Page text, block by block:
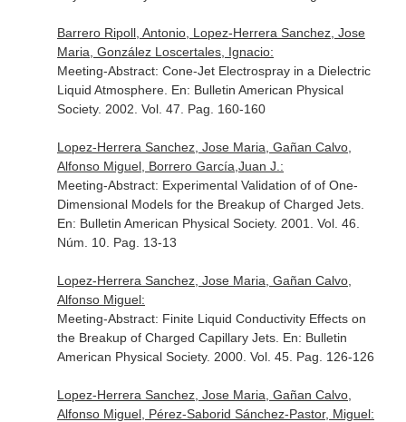
Barrero Ripoll, Antonio, Lopez-Herrera Sanchez, Jose
Maria, González Loscertales, Ignacio:
Meeting-Abstract: Cone-Jet Electrospray in a Dielectric
Liquid Atmosphere. En: Bulletin American Physical
Society. 2002. Vol. 47. Pag. 160-160
Lopez-Herrera Sanchez, Jose Maria, Gañan Calvo,
Alfonso Miguel, Borrero García,Juan J.:
Meeting-Abstract: Experimental Validation of of One-
Dimensional Models for the Breakup of Charged Jets.
En: Bulletin American Physical Society. 2001. Vol. 46.
Núm. 10. Pag. 13-13
Lopez-Herrera Sanchez, Jose Maria, Gañan Calvo,
Alfonso Miguel:
Meeting-Abstract: Finite Liquid Conductivity Effects on
the Breakup of Charged Capillary Jets. En: Bulletin
American Physical Society. 2000. Vol. 45. Pag. 126-126
Lopez-Herrera Sanchez, Jose Maria, Gañan Calvo,
Alfonso Miguel, Pérez-Saborid Sánchez-Pastor, Miguel: